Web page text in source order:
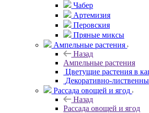
Чабер
Артемизия
Перовския
Пряные миксы
Ампельные растения
Назад
Ампельные растения
Цветущие растения в
Декоративно-
Рассада овощей и ягод
Назад
Рассада овощей и ягод